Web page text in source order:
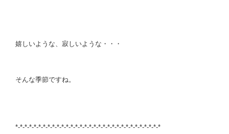
嬉しいような、寂しいような・・・
そんな季節ですね。
*-*-*-*-*-*-*-*-*-*-*-*-*-*-*-*-*-*-*-*-*-*-*-*-*-*-*-*-*-*-*-*